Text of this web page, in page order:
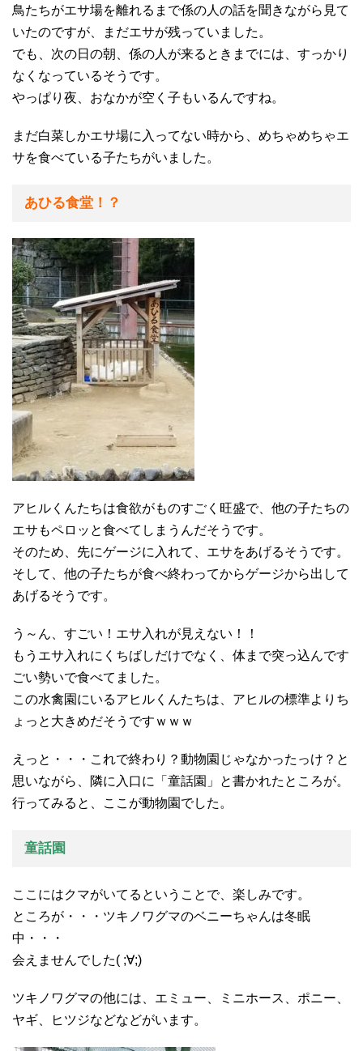
鳥たちがエサ場を離れるまで係の人の話を聞きながら見て
いたのですが、まだエサが残っていました。
でも、次の日の朝、係の人が来るときまでには、すっかり
なくなっているそうです。
やっぱり夜、おなかが空く子もいるんですね。
まだ白菜しかエサ場に入ってない時から、めちゃめちゃエ
サを食べている子たちがいました。
あひる食堂！？
アヒルくんたちは食欲がものすごく旺盛で、他の子たちの
エサもペロッと食べてしまうんだそうです。
そのため、先にゲージに入れて、エサをあげるそうです。
そして、他の子たちが食べ終わってからゲージから出して
あげるそうです。
う～ん、すごい！エサ入れが見えない！！
もうエサ入れにくちばしだけでなく、体まで突っ込んです
ごい勢いで食べてました。
この水禽園にいるアヒルくんたちは、アヒルの標準よりち
ょっと大きめだそうですｗｗｗ
えっと・・・これで終わり？動物園じゃなかったっけ？と
思いながら、隣に入口に「童話園」と書かれたところが。
行ってみると、ここが動物園でした。
童話園
ここにはクマがいてるということで、楽しみです。
ところが・・・ツキノワグマのベニーちゃんは冬眠
中・・・
会えませんでした( ;∀;)
ツキノワグマの他には、エミュー、ミニホース、ポニー、
ヤギ、ヒツジなどなどがいます。